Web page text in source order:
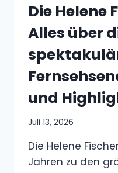
Die Helene
Alles über
und
Juli 13, 2026
Die Helene
Jahren zu den